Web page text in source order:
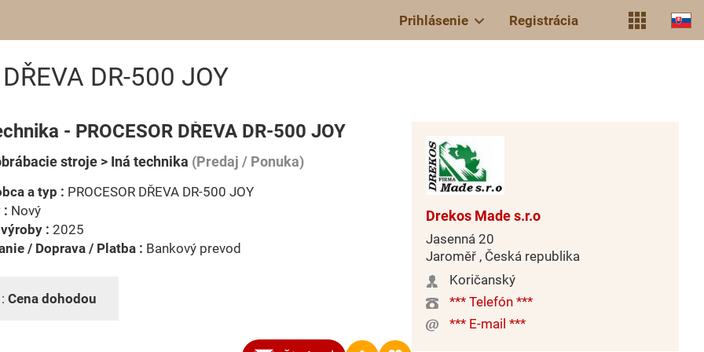
Prihlásenie Registrácia
DR-500 JOY
- PROCESOR DŘEVA DR-500 JOY
stroje > Iná technika (Predaj / Ponuka)
a typ : PROCESOR DŘEVA DR-500 JOY
: Nový
: 2025
/ Doprava / Platba : Bankový prevod
Cena dohodou
Drekos Made s.r.o
Jasenná 20
Jaroměř , Česká republika
Koričanský
*** Telefón ***
*** E-mail ***